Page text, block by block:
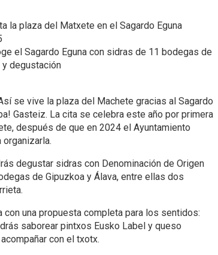
la plaza del Matxete en el Sagardo Eguna
el Sagardo Eguna con sidras de 11 bodegas de
y degustación
se vive la plaza del Machete gracias al Sagardo
Gasteiz. La cita se celebra este año por primera
después de que en 2024 el Ayuntamiento
degustar sidras con Denominación de Origen
de Gipuzkoa y Álava, entre ellas dos
con una propuesta completa para los sentidos:
saborear pintxos Eusko Label y queso
con el txotx.